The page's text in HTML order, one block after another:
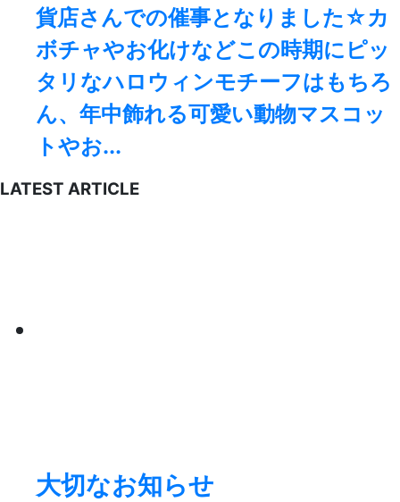
貨店さんでの催事となりました☆カ
ボチャやお化けなどこの時期にピッ
タリなハロウィンモチーフはもちろ
ん、年中飾れる可愛い動物マスコッ
トやお...
LATEST ARTICLE
大切なお知らせ